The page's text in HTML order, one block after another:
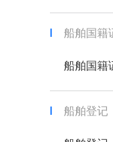
船舶国籍
船舶国籍
船舶登记